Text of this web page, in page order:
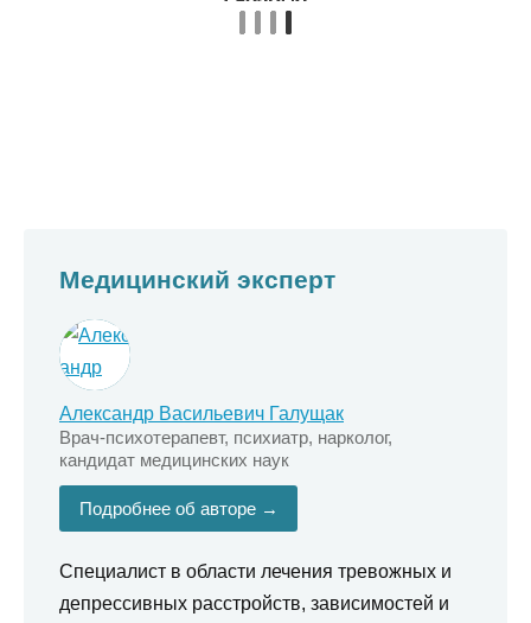
Медицинский эксперт
Александр Васильевич Галущак
Врач-психотерапевт, психиатр, нарколог,
кандидат медицинских наук
Подробнее об авторе →
Специалист в области лечения тревожных и
депрессивных расстройств, зависимостей и